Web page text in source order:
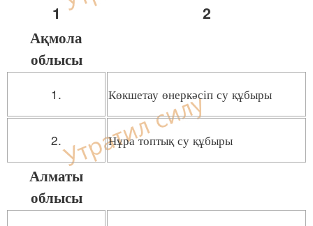
1
2
Ақмола
облысы
1. Көкшетау өнеркәсіп су құбыры
2. Нұра топтық су құбыры
Алматы
облысы